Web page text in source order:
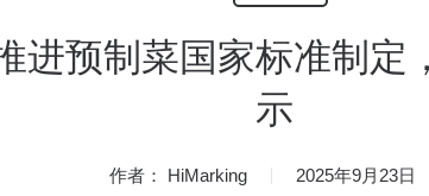
进预制菜国家标准制定
示
作者： HiMarking 2025年9月23日